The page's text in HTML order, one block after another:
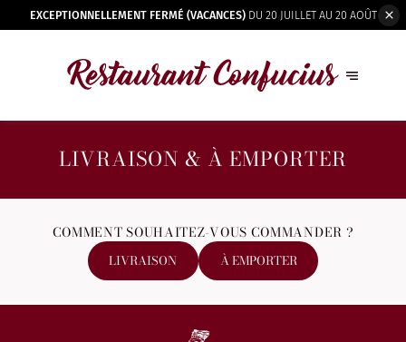
EXCEPTIONNELLEMENT FERMÉ (VACANCES)DU 20 JUILLET AU 20 AOÛT
LIVRAISON & À EMPORTER
COMMENT SOUHAITEZ-VOUS COMMANDER ?
LIVRAISON À EMPORTER